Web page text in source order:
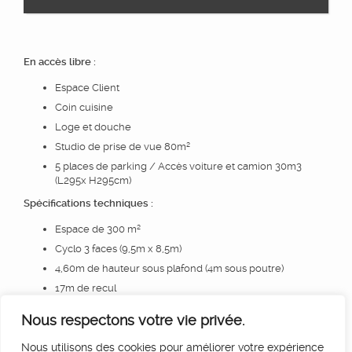
Nous respectons votre vie privée.
Nous utilisons des cookies pour améliorer votre expérience
En accès libre :
Espace Client
Coin cuisine
Loge et douche
Studio de prise de vue 80m²
5 places de parking / Accès voiture et camion 30m3
(L295x H295cm)
Spécifications techniques :
Espace de 300 m²
Cyclo 3 faces (9,5m x 8,5m)
4,60m de hauteur sous plafond (4m sous poutre)
17m de recul
Arrivée d’eau
Puiss. électrique : 222A soit 104kW – Prises Maréchal